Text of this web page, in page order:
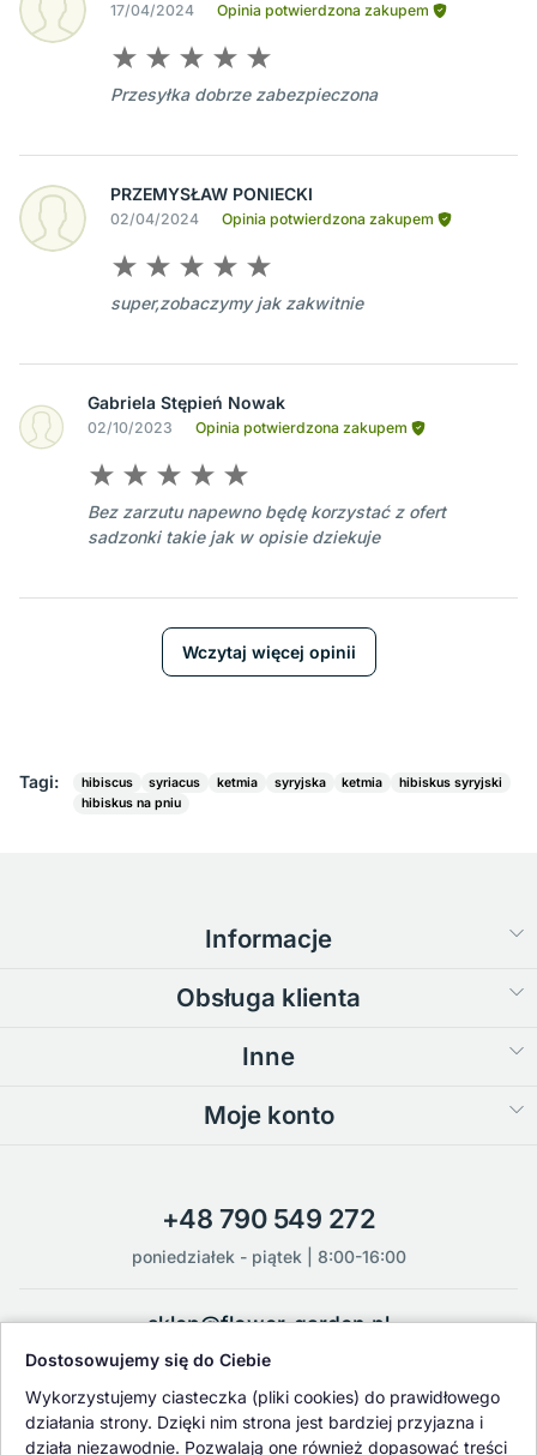
17/04/2024 Opinia potwierdzona zakupem
Przesyłka dobrze zabezpieczona
PRZEMYSŁAW PONIECKI
02/04/2024 Opinia potwierdzona zakupem
super,zobaczymy jak zakwitnie
Gabriela Stępień Nowak
02/10/2023 Opinia potwierdzona zakupem
Bez zarzutu napewno będę korzystać z ofert
sadzonki takie jak w opisie dziekuje
Wczytaj więcej opinii
Tagi: hibiscus syriacus ketmia syryjska ketmia
hibiskus syryjski
hibiskus na pniu
Informacje
Obsługa klienta
Inne
Moje konto
+48 790 549 272
poniedziałek - piątek | 8:00-16:00
sklep@flower-garden.pl
Oferowane przez nas rośliny i nasiona podlegają regularnej ścisłej
kontroli jakości oraz kontroli zdrowotnej przeprowadzanej przez
wykwalifikowane osoby z Państwowej Inspekcji Ochrony Roślin i
Dostosowujemy się do Ciebie
Wykorzystujemy ciasteczka (pliki cookies) do prawidłowego
działania strony. Dzięki nim strona jest bardziej przyjazna i
działa niezawodnie. Pozwalają one również dopasować treści